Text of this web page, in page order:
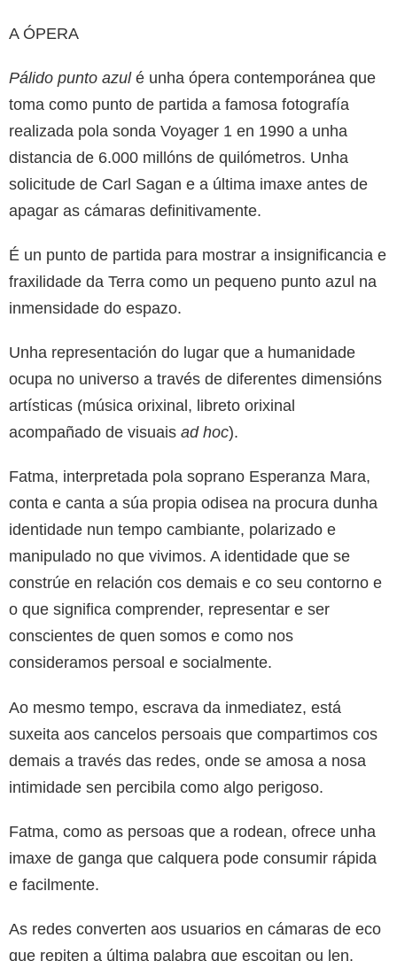
A ÓPERA
Pálido punto azul é unha ópera contemporánea que
toma como punto de partida a famosa fotografía
realizada pola sonda Voyager 1 en 1990 a unha
distancia de 6.000 millóns de quilómetros. Unha
solicitude de Carl Sagan e a última imaxe antes de
apagar as cámaras definitivamente.
É un punto de partida para mostrar a insignificancia e
fraxilidade da Terra como un pequeno punto azul na
inmensidade do espazo.
Unha representación do lugar que a humanidade
ocupa no universo a través de diferentes dimensións
artísticas (música orixinal, libreto orixinal
acompañado de visuais ad hoc).
Fatma, interpretada pola soprano Esperanza Mara,
conta e canta a súa propia odisea na procura dunha
identidade nun tempo cambiante, polarizado e
manipulado no que vivimos. A identidade que se
constrúe en relación cos demais e co seu contorno e
o que significa comprender, representar e ser
conscientes de quen somos e como nos
consideramos persoal e socialmente.
Ao mesmo tempo, escrava da inmediatez, está
suxeita aos cancelos persoais que compartimos cos
demais a través das redes, onde se amosa a nosa
intimidade sen percibila como algo perigoso.
Fatma, como as persoas que a rodean, ofrece unha
imaxe de ganga que calquera pode consumir rápida
e facilmente.
As redes converten aos usuarios en cámaras de eco
que repiten a última palabra que escoitan ou len.